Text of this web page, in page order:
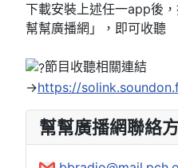
下載安裝上述任一app後
幫幫廣播網」，即可收聽
節目收聽相關連結
→https://
幫幫廣播網聯絡